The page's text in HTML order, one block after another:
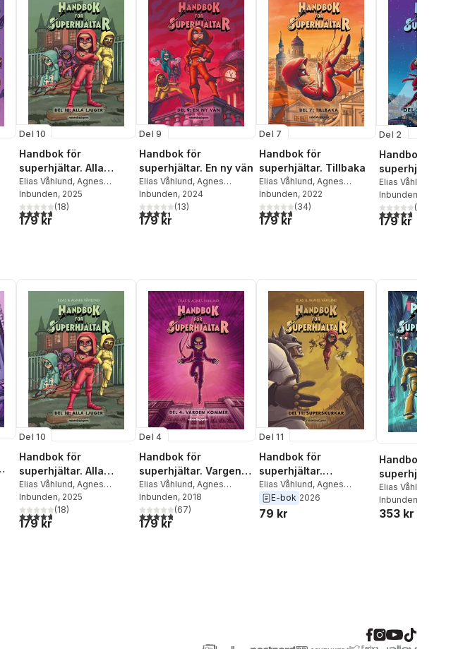
röster:
Del 10
Handbok för
superhjältar. Alla
ljuger
Elias Våhlund, Agnes
Våhlund
Inbunden, 2025
4,7utav 5 stjärnor. Totalt antal röster:
(18)
179 kr
Del 9
Handbok för
superhjältar. En ny vän
Elias Våhlund, Agnes
Våhlund
Inbunden, 2024
4,4utav 5 stjärnor. Totalt antal röster:
(13)
179 kr
Del 7
Handbok för
superhjältar. Tillbaka
Elias Våhlund, Agnes
Våhlund
Inbunden, 2022
4,7utav 5 stjärnor. Totalt antal röster:
(34)
179 kr
Del 2
Handbok för
superhjältar.
masken
Elias Våhlund
Våhlund
Inbunden
4,7utav 5(
179 kr
Del 10
Handbok för
superhjältar. Alla
ljuger
Elias Våhlund, Agnes
Våhlund
Inbunden, 2025
4,7utav 5 stjärnor. Totalt antal röster:
(18)
179 kr
Del 4
Handbok för
superhjältar. Vargen
kommer
Elias Våhlund, Agnes
Våhlund
Inbunden, 2018
4,8utav 5 stjärnor. Totalt antal röster:
(67)
179 kr
Del 11
Handbok för
superhjältar.
Superskurkar
Elias Våhlund, Agnes
Våhlund
E-bok 2026
79 kr
Handbok för
superhjältar.
hopp (Polska)
Elias Våhlund
Våhlund
Inbunden
353 kr